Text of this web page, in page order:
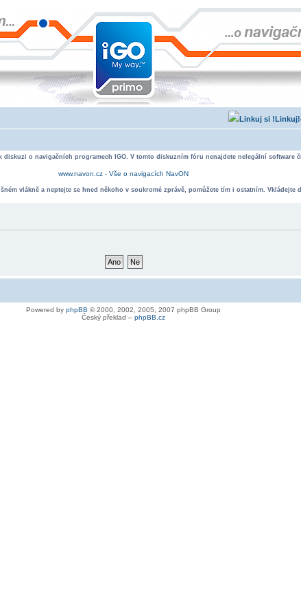
o navigačních programech IGO. V tomto diskuzním fóru nenajdete nelegální software
www.navon.cz - Vše o navigacích NavON
vlákně a neptejte se hned někoho v soukromé zprávě, pomůžete tím i ostatním.
Powered by phpBB © 2000, 2002, 2005, 2007 phpBB Group
Český překlad – phpBB.cz